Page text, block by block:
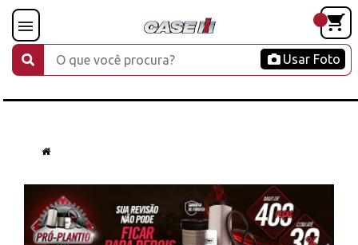
Usar Foto